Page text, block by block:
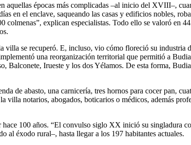
aquellas épocas más complicadas –al inicio del XVIII–,
en el enclave, saqueando las casas y edificios nobles,
explican especialistas. Todo ello se valoró en
se recuperó. E, incluso, vio cómo floreció su industria
una reorganización territorial que permitió a
Balconete, Irueste y los dos Yélamos. De esta forma,
de abasto, una carnicería, tres hornos para cocer pan,
villa notarios, abogados, boticarios o médicos, además
100 años. “El convulso siglo XX inició su singladura
al éxodo rural–, hasta llegar a los 197 habitantes actuales.